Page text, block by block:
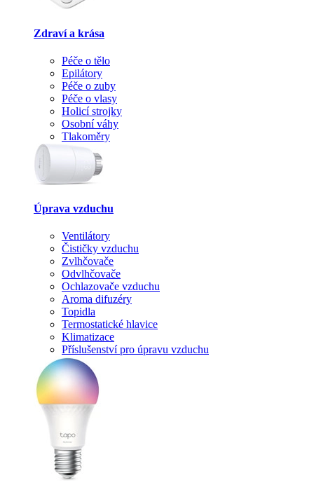
Zdraví a krása
Péče o tělo
Epilátory
Péče o zuby
Péče o vlasy
Holicí strojky
Osobní váhy
Tlakoměry
Úprava vzduchu
Ventilátory
Čističky vzduchu
Zvlhčovače
Odvlhčovače
Ochlazovače vzduchu
Aroma difuzéry
Topidla
Termostatické hlavice
Klimatizace
Příslušenství pro úpravu vzduchu